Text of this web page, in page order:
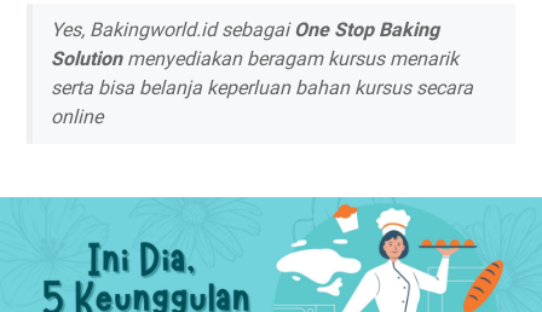
Yes, Bakingworld.id sebagaiOne Stop Baking
Solutionmenyediakan beragam kursus menarik
serta bisa belanja keperluan bahan kursus secara
online